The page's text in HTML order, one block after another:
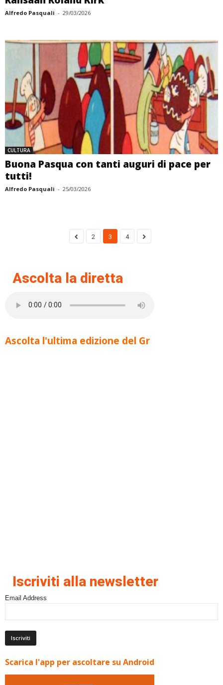
Alfredo Pasquali - 29/03/2026
CULTURA
Buona Pasqua con tanti auguri di pace per
tutti!
Alfredo Pasquali - 25/03/2026
2 3 4
Ascolta la diretta
Ascolta l'ultima edizione del Gr
Iscriviti alla newsletter
Email Address
Scarica l'app per ascoltare su Android